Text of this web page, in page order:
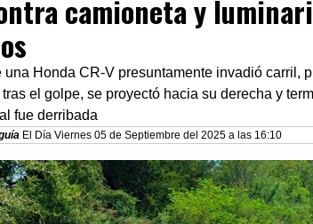
camioneta y
una Honda CR-V presuntamente invadió carril,
el golpe, se proyectó hacia su derecha y
fue derribada
El Día Viernes 05 de Septiembre del 2025 a las 16:10